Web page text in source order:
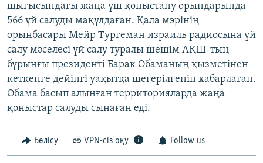
шығысындағы жаңа үш қоныстану орындарында
566 үй салуды мақұлдаған. Қала мэрінің
орынбасары Мейр Тургеман израиль радиосына үй
салу мәселесі үй салу туралы шешім АҚШ-тың
бұрынғы президенті Барак Обаманың қызметінен
кеткенге дейінгі уақытқа шегерілгенін хабарлаған.
Обама басып алынған территорияларда жаңа
қоныстар салуды сынаған еді.
Бөлісу VPN-сіз оқу Follow us